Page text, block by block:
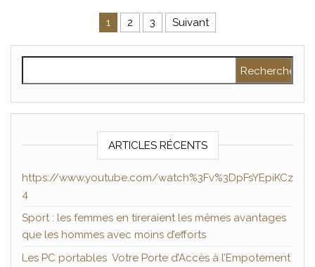
Pagination des publications
1 2 3 Suivant
ARTICLES RÉCENTS
https://www.youtube.com/watch%3Fv%3DpFsYEpiKCz
4
Sport : les femmes en tireraient les mêmes avantages
que les hommes avec moins d’efforts
Les PC portables Votre Porte d’Accès à l’Empotement